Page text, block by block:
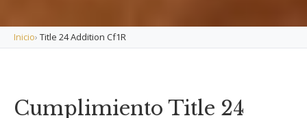
Inicio› Title 24 Addition Cf1R
Cumplimiento Title 24